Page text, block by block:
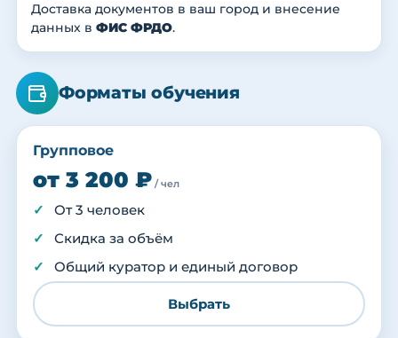
Доставка документов в ваш город и внесение
данных в ФИС ФРДО.
Форматы обучения
Групповое
от 3 200 ₽ / чел
От 3 человек
Скидка за объём
Общий куратор и единый договор
Выбрать